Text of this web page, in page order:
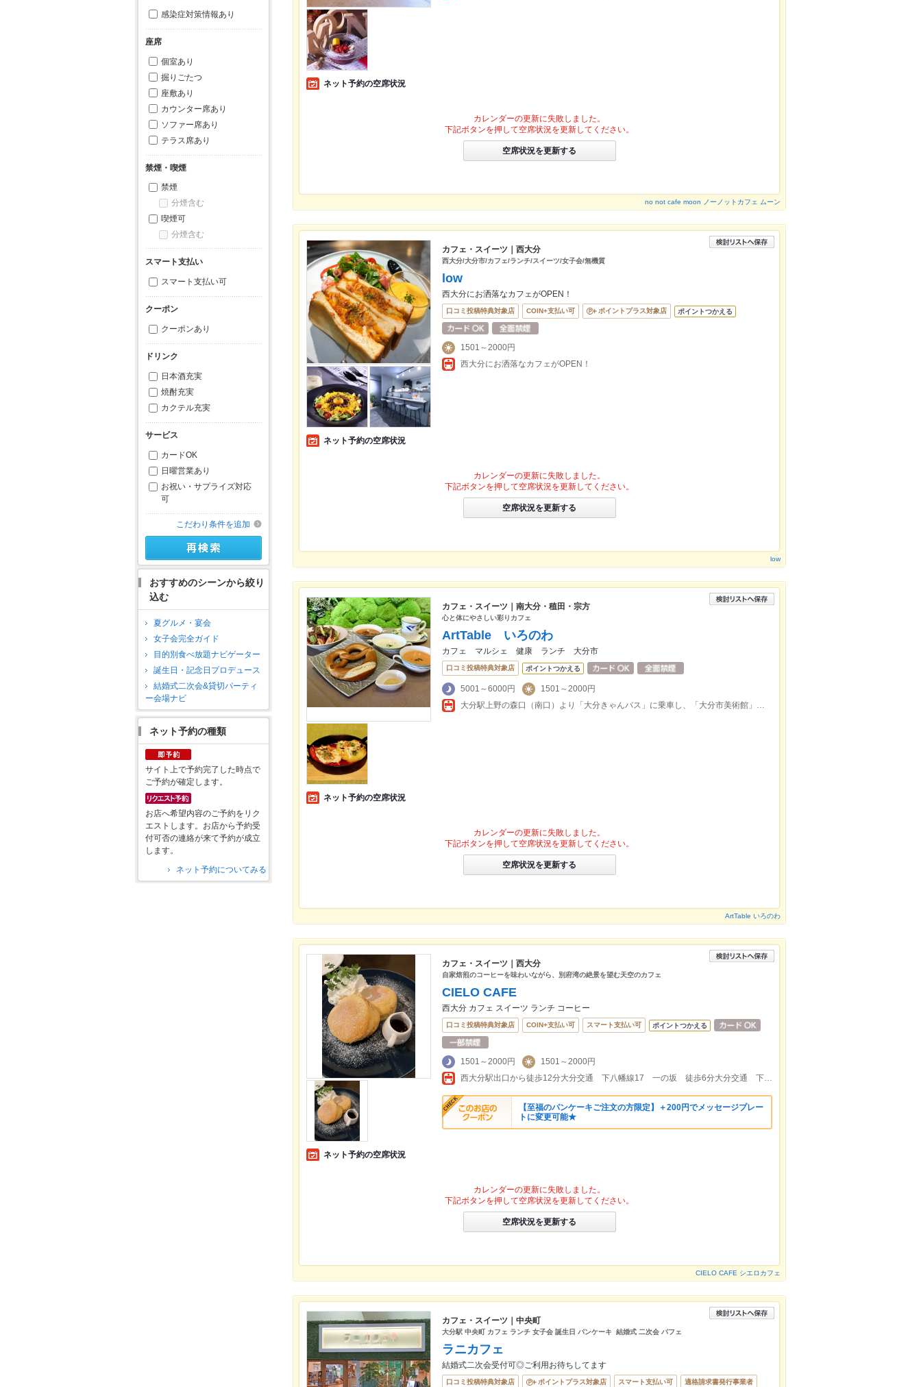
感染症対策情報あり
座席
個室あり
掘りごたつ
座敷あり
カウンター席あり
ソファー席あり
テラス席あり
禁煙・喫煙
禁煙
分煙含む
喫煙可
分煙含む
スマート支払い
スマート支払い可
クーポン
クーポンあり
ドリンク
日本酒充実
焼酎充実
カクテル充実
サービス
カードOK
日曜営業あり
お祝い・サプライズ対応
可
こだわり条件を追加
おすすめのシーンから絞り
込む
夏グルメ・宴会
女子会完全ガイド
目的別食べ放題ナビゲーター
誕生日・記念日プロデュース
結婚式二次会&貸切パーティ
ー会場ナビ
ネット予約の種類
サイト上で予約完了した時点で
ご予約が確定します。
お店へ希望内容のご予約をリク
エストします。お店から予約受
付可否の連絡が来て予約が成立
します。
ネット予約についてみる
ネット予約の空席状況
カレンダーの更新に失敗しました。
下記ボタンを押して空席状況を更新してください。
空席状況を更新する
no not cafe moon ノーノットカフェ ムーン
カフェ・スイーツ｜西大分
西大分/大分市/カフェ/ランチ/スイーツ/女子会/無機質
low
西大分にお洒落なカフェがOPEN！
口コミ投稿特典対象店 COIN+支払い可 ポイントプラス対象店 ポイントつかえる
1501～2000円
西大分にお洒落なカフェがOPEN！
ネット予約の空席状況
カレンダーの更新に失敗しました。
下記ボタンを押して空席状況を更新してください。
空席状況を更新する
low
カフェ・スイーツ｜南大分・稙田・宗方
心と体にやさしい彩りカフェ
ArtTable いろのわ
カフェ マルシェ 健康 ランチ 大分市
口コミ投稿特典対象店 ポイントつかえる
5001～6000円
1501～2000円
大分駅上野の森口（南口）より「大分きゃんバス」に乗車し、「大分市美術館」バス停下車すぐ。店舗は美術館内です。
ネット予約の空席状況
カレンダーの更新に失敗しました。
下記ボタンを押して空席状況を更新してください。
空席状況を更新する
ArtTable いろのわ
カフェ・スイーツ｜西大分
自家焙煎のコーヒーを味わいながら、別府湾の絶景を望む天空のカフェ
CIELO CAFE
西大分 カフェ スイーツ ランチ コーヒー
口コミ投稿特典対象店 COIN+支払い可 スマート支払い可 ポイントつかえる
1501～2000円
1501～2000円
西大分駅出口から徒歩12分大分交通 下八幡線17 一の坂 徒歩6分大分交通 下八幡線17 富士紡社宅前 徒歩6分
【至福のパンケーキご注文の方限定】＋200円でメッセージプレー
トに変更可能★
ネット予約の空席状況
カレンダーの更新に失敗しました。
下記ボタンを押して空席状況を更新してください。
空席状況を更新する
CIELO CAFE シエロカフェ
カフェ・スイーツ｜中央町
大分駅 中央町 カフェ ランチ 女子会 誕生日 パンケーキ 結婚式 二次会 パフェ
ラニカフェ
結婚式二次会受付可◎ご利用お待ちしてます
口コミ投稿特典対象店 ポイントプラス対象店 スマート支払い可 適格請求書発行事業者